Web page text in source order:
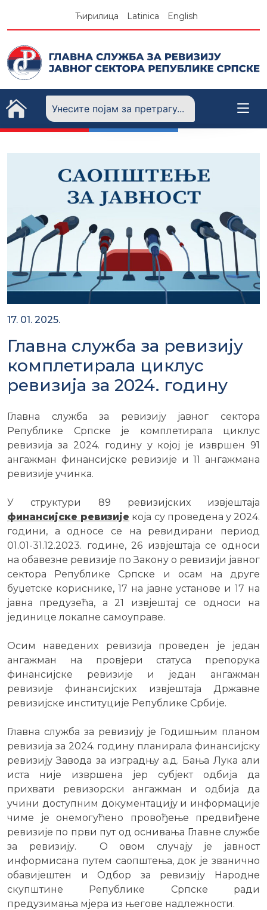
Ћирилица Latinica English
17. 01. 2025.
Главна служба за ревизију
комплетирала циклус
ревизија за 2024. годину
Главна служба за ревизију јавног сектора
Републике Српске је комплетирала циклус
ревизија за 2024. годину у којој је извршен 91
ангажман финансијске ревизије и 11 ангажмана
ревизије учинка.
У структури 89 ревизијских извјештаја
финансијске ревизије која су проведена у 2024.
години, а односе се на ревидирани период
01.01-31.12.2023. године, 26 извјештаја се односи
на обавезне ревизије по Закону о ревизији јавног
сектора Републике Српске и осам на друге
буџетске кориснике, 17 на јавне установе и 17 на
јавна предузећа, а 21 извјештај се односи на
јединице локалне самоуправе.
Осим наведених ревизија проведен је један
ангажман на провјери статуса препорука
финансијске ревизије и један ангажман
ревизије финансијских извјештаја Државне
ревизијске институције Републике Србије.
Главна служба за ревизију је Годишњим планом
ревизија за 2024. годину планирала финансијску
ревизију Завода за изградњу а.д. Бања Лука али
иста није извршена јер субјект одбија да
прихвати ревизорски ангажман и одбија да
учини доступним документацију и информације
чиме је онемогућено провођење предвиђене
ревизије по први пут од оснивања Главне службе
за ревизију. О овом случају је јавност
информисана путем саопштења, док је званично
обавијештен и Одбор за ревизију Народне
скупштине Републике Српске ради
предузимања мјера из његове надлежности.